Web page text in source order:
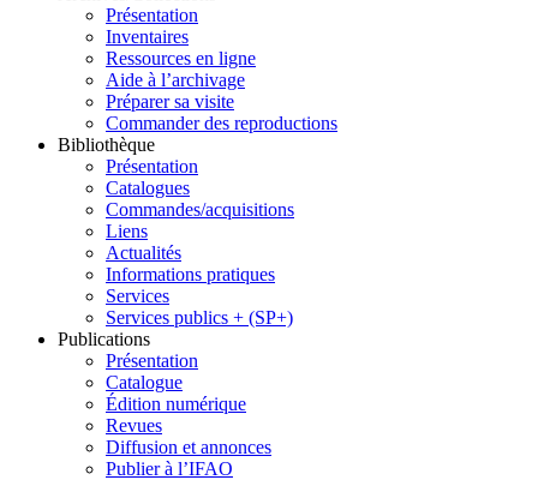
Présentation
Inventaires
Ressources en ligne
Aide à l’archivage
Préparer sa visite
Commander des reproductions
Bibliothèque
Présentation
Catalogues
Commandes/acquisitions
Liens
Actualités
Informations pratiques
Services
Services publics + (SP+)
Publications
Présentation
Catalogue
Édition numérique
Revues
Diffusion et annonces
Publier à l’IFAO